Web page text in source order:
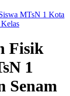
MTsN 1 Kota
Fisik
1
Senam